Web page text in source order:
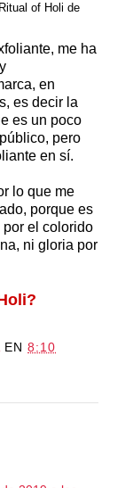
of Holi de
me ha
en
es decir la
es un poco
pero
en sí.
lo que me
porque es
el colorido
ni gloria por
EN 8:10